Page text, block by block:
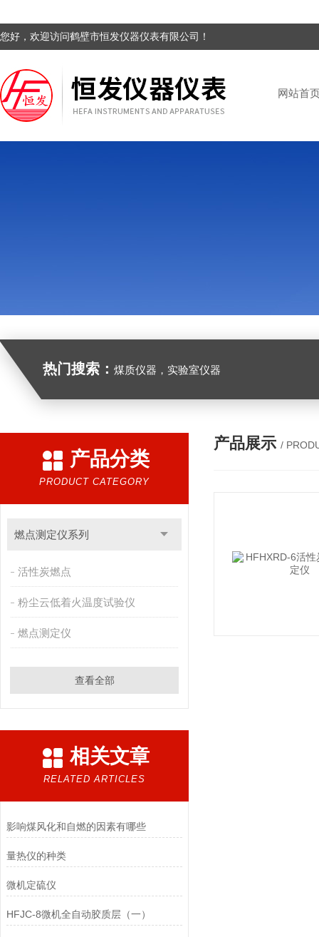
您好，欢迎访问鹤壁市恒发仪器仪表有限公司！
网站首
热门搜索： 煤质仪器，实验室仪器
产品分类
PRODUCT CATEGORY
燃点测定仪系列
活性炭燃点
粉尘云低着火温度试验仪
燃点测定仪
查看全部
相关文章
RELATED ARTICLES
影响煤风化和自燃的因素有哪些
​量热仪的种类
微机定硫仪
HFJC-8微机全自动胶质层（一）
产品展示 /